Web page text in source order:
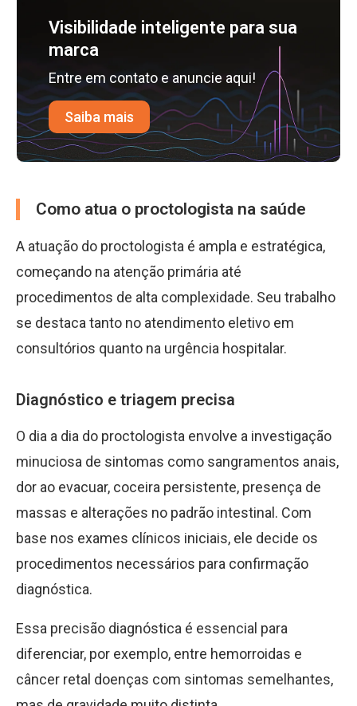
Visibilidade inteligente para sua
marca
Entre em contato e anuncie aqui!
Saiba mais
Como atua o proctologista na saúde
A atuação do proctologista é ampla e estratégica,
começando na atenção primária até
procedimentos de alta complexidade. Seu trabalho
se destaca tanto no atendimento eletivo em
consultórios quanto na urgência hospitalar.
Diagnóstico e triagem precisa
O dia a dia do proctologista envolve a investigação
minuciosa de sintomas como sangramentos anais,
dor ao evacuar, coceira persistente, presença de
massas e alterações no padrão intestinal. Com
base nos exames clínicos iniciais, ele decide os
procedimentos necessários para confirmação
diagnóstica.
Essa precisão diagnóstica é essencial para
diferenciar, por exemplo, entre hemorroidas e
câncer retal doenças com sintomas semelhantes,